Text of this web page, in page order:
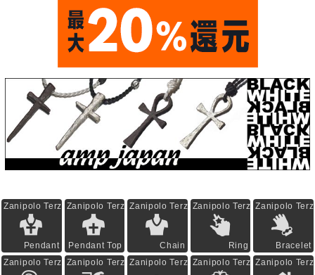
Zanipolo Terzini
Pendant
Zanipolo Terzini
Pendant Top
Zanipolo Terzini
Chain
Zanipolo Terzini
Ring
Zanipolo
Bracelet
Zanipolo TerziniZanipolo TerziniZanipolo TerziniZanipolo TerziniZanipolo